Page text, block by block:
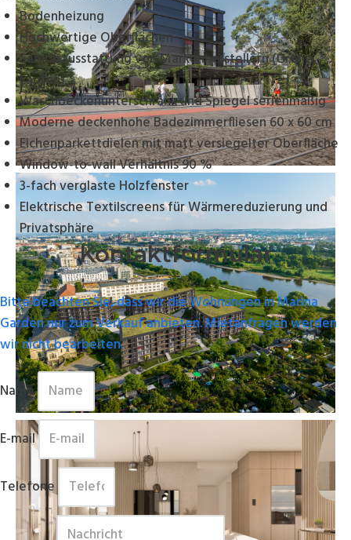
Bodenheizung
Hochwertige Oberflächen
Sanitärausstattung von Markenherstellern (Grohe,
Laufen)
Waschbeckenunterschrank und Spiegel serienmäßig
Moderne deckenhohe Badezimmerfliesen 60 x 60 cm
Eichenparkettdielen mit matt versiegelter Oberfläche
Window-to-wall Verhältnis 90 %
3-fach verglaste Holzfenster
Elektrische Textilscreens für Wärmereduzierung und
Privatsphäre
Kontaktformular
Bitte beachten Sie, dass wir die Wohnungen in Marina
Garden nur zum Verkauf anbieten. Mietanfragen werden
wir nicht bearbeiten.
Name
E-mail
Telefone